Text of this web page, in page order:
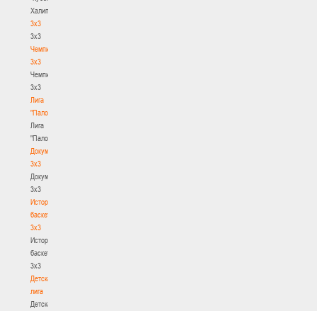
Халипского"
3x3
3x3
Чемпионат
3х3
Чемпионат
3х3
Лига
"Палова"
Лига
"Палова"
Документы
3х3
Документы
3х3
История
баскетбола
3х3
История
баскетбола
3х3
Детская
лига
Детская